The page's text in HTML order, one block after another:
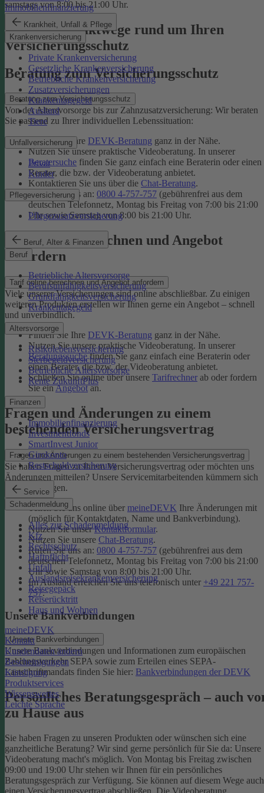
Immobilienfinanzierung
Krankheit, Unfall & Pflege
Krankenversicherung
Private Krankenversicherung
Gesetzliche Krankenversicherung
Betriebliche Krankenversicherung
Zusatzversicherungen
Krankentagegeld
Ausland
Tiere
Unfallversicherung
Privat
Kinder
Pflegeversicherung
Pflegezusatzversicherung
Beruf, Alter & Finanzen
Beruf
Betriebliche Altersvorsorge
Berufsunfähigkeitsversicherung
Grundfähigkeitsversicherung
Krankentagegeld
Altersvorsorge
Risikolebensversicherung
Sterbegeldversicherung
Betriebliche Altersvorsorge
Rente ZukunftPlus
Finanzen
Immobilienfinanzierung
Investmentfonds
SmartInvest Junior
Girokonto
Restschuldversicherung
Service
Schadenmeldung
Alles zur Schadenmeldung
Kfz
Rechtsschutz
Haftpflicht
Unfall
Auslandsreisekrankenversicherung
Reisegepäck
Reiserücktritt
Haus und Wohnen
meineDEVK
Kontakt
Kundendaten ändern
Bescheinigungen
Kündigung
Produktservices
Wissenswertes
Leichte Sprache
samstags von 8:00 bis 21:00 Uhr.
Unsere Kontaktwege rund um Ihren
Versicherungsschutz
Beratung zum Versicherungsschutz
Beratung zum Versicherungsschutz
Von der Altersvorsorge bis zur Zahnzusatzversicherung: Wir beraten
Sie passend zu Ihrer individuellen Lebenssituation:
Finden Sie Ihre DEVK-Beratung ganz in der Nähe.
Nutzen Sie unsere praktische Videoberatung. In unserer
Beratersuche finden Sie ganz einfach eine Beraterin oder einen
Berater, die bzw. der Videoberatung anbietet.
Kontaktieren Sie uns über die Chat-Beratung.
Rufen Sie uns an: 0800 4-757-757 (gebührenfrei aus dem
deutschen Telefonnetz, Montag bis Freitag von 7:00 bis 21:00
Uhr sowie Samstag von 8:00 bis 21:00 Uhr.
Tarif online berechnen und Angebot
anfordern
Tarif online berechnen und Angebot anfordern
Viele unserer Versicherungen sind online abschließbar. Zu einigen
weiteren Produkten erstellen wir Ihnen gerne ein Angebot – schnell
und unverbindlich.
Finden Sie Ihre DEVK-Beratung ganz in der Nähe.
Nutzen Sie unsere praktische Videoberatung. In unserer
Beratungssuchefinden Sie ganz einfach eine Beraterin oder
einen Berater, die bzw. der Videoberatung anbietet.
Schließen Sie online über unsere Tarifrechner ab oder fordern
Sie einAngebotan.
Fragen und Änderungen zu einem
bestehenden Versicherungsvertrag
Fragen und Änderungen zu einem bestehenden Versicherungsvertrag
Sie haben Fragen zu Ihrem Versicherungsvertrag oder möchten uns
Änderungen mitteilen? Unsere Servicemitarbeitenden kümmern sich
um Ihr Anliegen.
Teilen Sie uns online über meineDEVK Ihre Änderungen mit
(möglich für Kontaktdaten, Name und Bankverbindung).
Nutzen Sie unserKontaktformular.
Nutzen Sie unsere Chat-Beratung.
Rufen Sie uns an: 0800 4-757-757 (gebührenfrei aus dem
deutschen Telefonnetz, Montag bis Freitag von 7:00 bis 21:00
Uhr sowie Samstag von 8:00 bis 21:00 Uhr.
Im Ausland erreichen Sie uns telefonisch unter +49 221 757-
757.
Unsere Bankverbindungen
Unsere Bankverbindungen
Unsere Bankverbindungen und Informationen zum europäischen
Zahlungsverkehr SEPA sowie zum Erteilen eines SEPA-
Lastschriftmandats finden Sie hier: Bankverbindungen der DEVK
Persönliches Beratungsgespräch – auch
zu Hause aus
Sie haben Fragen zu unseren Produkten oder wünschen sich eine
ganzheitliche Beratung? Wir sind gerne persönlich für Sie da: Unsere
Videoberatung macht's möglich. Von Montag bis Freitag zwischen
09:00 und 19:00 Uhr stehen wir Ihnen für ein persönliches
Beratungsgespräch zur Verfügung. Sie können auf diesem Wege auch